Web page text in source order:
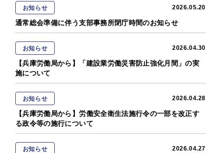
お知らせ 2026.05.20
通常総会準備に伴う支部事務所閉庁時間のお知らせ
お知らせ 2026.04.30
【兵庫労働局から】「建設業労働災害防止強化月間」の実
施について
お知らせ 2026.04.28
【兵庫労働局から】労働安全衛生法施行令の一部を改正す
る政令等の施行について
お知らせ 2026.04.27